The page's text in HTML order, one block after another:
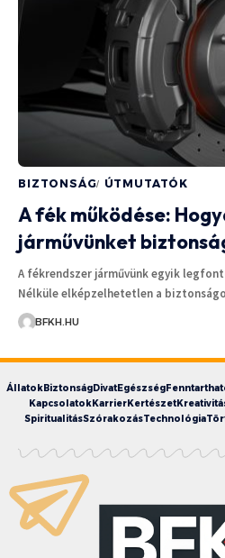
BIZTONSÁG ÚTMUTATÓK
A fék működése:
járművünket
A fékrendszer járművünk egyik
Nélküle elképzelhetetlen a
BFKH.HU
ÁllatokBiztonságDivatEgészség
KapcsolatokKarrierKertészet
SpiritualitásSzórakozásTechnológia